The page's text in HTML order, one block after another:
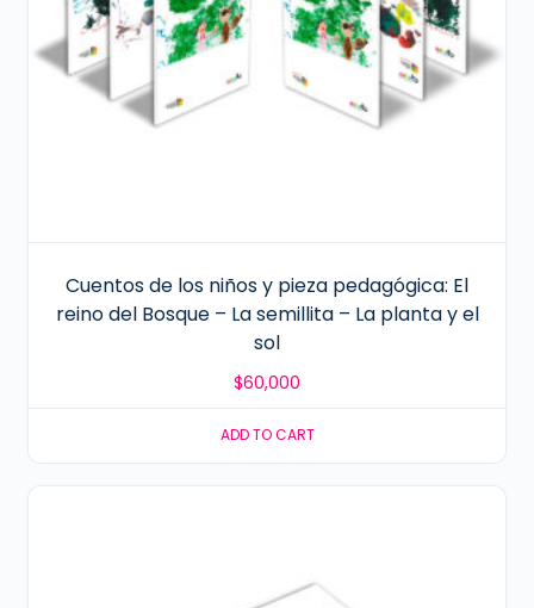
Cuentos de los niños y pieza pedagógica: El
reino del Bosque – La semillita – La planta y el
sol
$60,000
ADD TO CART